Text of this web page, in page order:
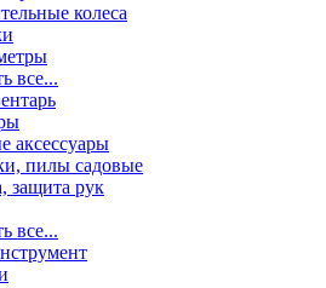
колеса
все...
аксессуары
пилы садовые
защита рук
все...